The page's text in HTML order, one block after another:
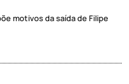
motivos da saída de Filipe